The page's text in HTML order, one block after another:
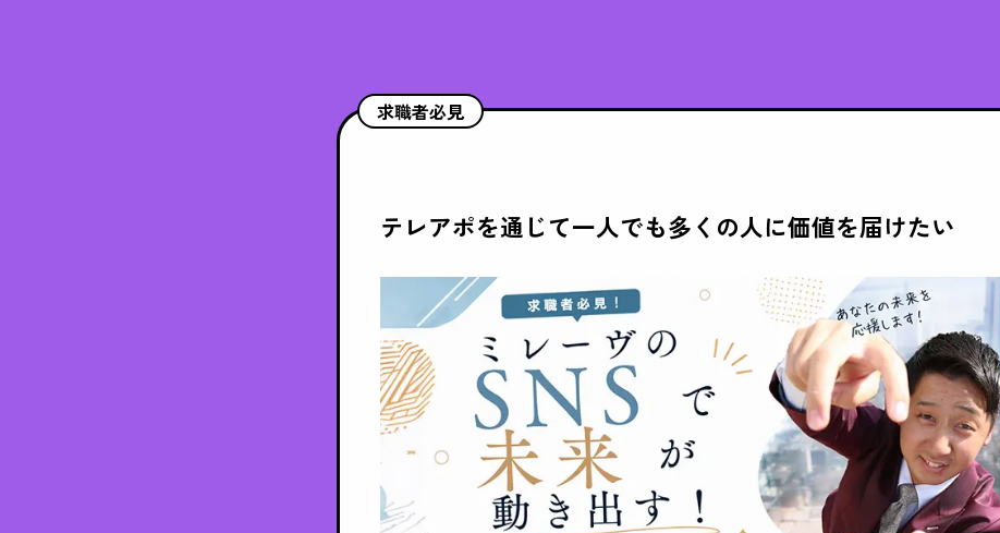
求職者必見
テレアポを通じて一人でも多くの人に価値を届けたい